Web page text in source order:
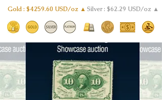
Gold : $4259.60 USD/oz ▲ Silver : $62.29 USD/oz ▲